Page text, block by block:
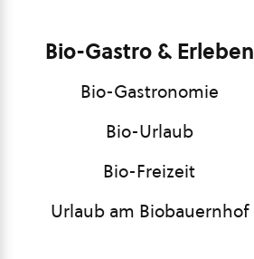
Bio-Gastro & Erleben
Bio-Gastronomie
Bio-Urlaub
Bio-Freizeit
Urlaub am Biobauernhof